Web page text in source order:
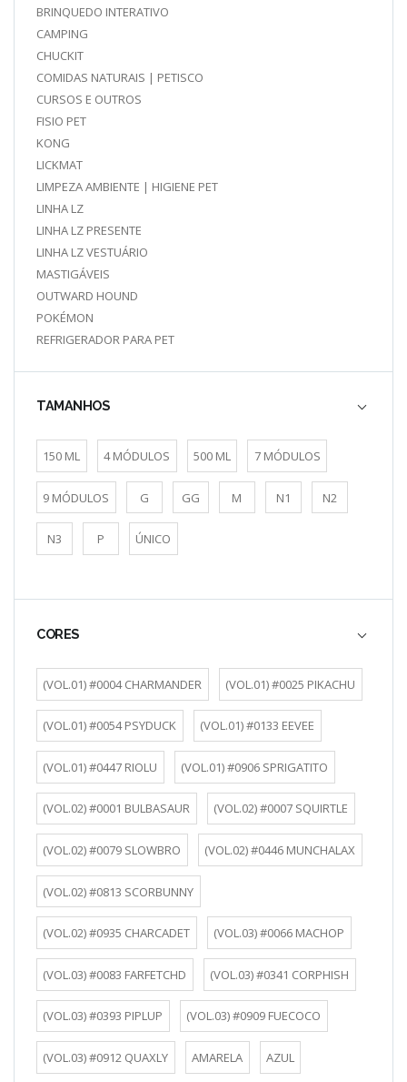
BRINQUEDO INTERATIVO
CAMPING
CHUCKIT
COMIDAS NATURAIS | PETISCO
CURSOS E OUTROS
FISIO PET
KONG
LICKMAT
LIMPEZA AMBIENTE | HIGIENE PET
LINHA LZ
LINHA LZ PRESENTE
LINHA LZ VESTUÁRIO
MASTIGÁVEIS
OUTWARD HOUND
POKÉMON
REFRIGERADOR PARA PET
TAMANHOS
150 ML 4 MÓDULOS 500 ML 7 MÓDULOS
9 MÓDULOS G GG M N1 N2
N3 P ÚNICO
CORES
(VOL.01) #0004 CHARMANDER (VOL.01) #0025 PIKACHU
(VOL.01) #0054 PSYDUCK (VOL.01) #0133 EEVEE
(VOL.01) #0447 RIOLU (VOL.01) #0906 SPRIGATITO
(VOL.02) #0001 BULBASAUR (VOL.02) #0007 SQUIRTLE
(VOL.02) #0079 SLOWBRO (VOL.02) #0446 MUNCHALAX
(VOL.02) #0813 SCORBUNNY
(VOL.02) #0935 CHARCADET (VOL.03) #0066 MACHOP
(VOL.03) #0083 FARFETCHD (VOL.03) #0341 CORPHISH
(VOL.03) #0393 PIPLUP (VOL.03) #0909 FUECOCO
(VOL.03) #0912 QUAXLY AMARELA AZUL